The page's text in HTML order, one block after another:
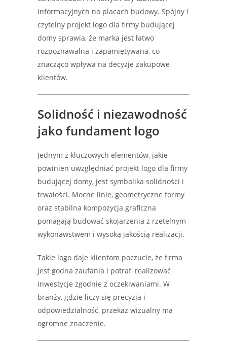
informacyjnych na placach budowy. Spójny i
czytelny projekt logo dla firmy budującej
domy sprawia, że marka jest łatwo
rozpoznawalna i zapamiętywana, co
znacząco wpływa na decyzje zakupowe
klientów.
Solidność i niezawodność
jako fundament logo
Jednym z kluczowych elementów, jakie
powinien uwzględniać projekt logo dla firmy
budującej domy, jest symbolika solidności i
trwałości. Mocne linie, geometryczne formy
oraz stabilna kompozycja graficzna
pomagają budować skojarzenia z rzetelnym
wykonawstwem i wysoką jakością realizacji.
Takie logo daje klientom poczucie, że firma
jest godna zaufania i potrafi realizować
inwestycje zgodnie z oczekiwaniami. W
branży, gdzie liczy się precyzja i
odpowiedzialność, przekaz wizualny ma
ogromne znaczenie.